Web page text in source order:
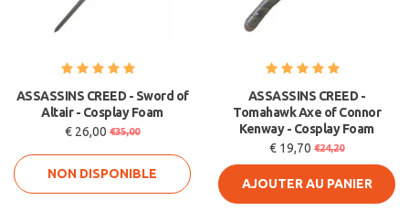
ASSASSINS CREED - Sword of
Altair - Cosplay Foam
€ 26,00 €35,00
NON DISPONIBLE
ASSASSINS CREED -
Tomahawk Axe of Connor
Kenway - Cosplay Foam
€ 19,70 €24,20
AJOUTER AU PANIER